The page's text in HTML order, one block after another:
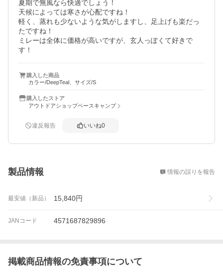
夏期で無風なら快適でしょう！
天候によっては寒さが心配ですね！
軽く、蒸れも少ないような気がしますし、足上げも楽だっ
たですね！
ミレーは全体に価格が高いですが、玄人っぽくて好きで
す！
購入した商品
カラー/DeepTeal、サイズ/S
購入したストア
アウトドアショップベースキャンプ
違反報告 いいね0
製品情報 情報の誤りを報告
最安値（新品） 15,840円
JANコード 4571687829896
掲載商品情報の免責事項について